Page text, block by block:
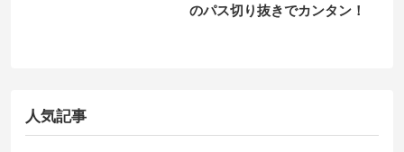
のパス切り抜きでカンタン！
人気記事